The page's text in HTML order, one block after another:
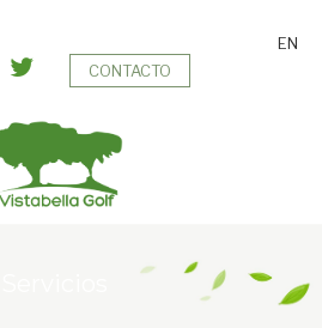
CONTACTO
EN